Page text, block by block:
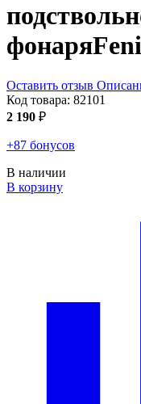
фонаря
Оставить отзыв
Код товара: 82101
2 190 ₽
+87 бонусов
В наличии
В корзину